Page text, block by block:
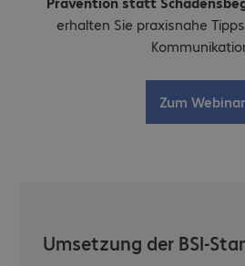
erhalten Sie praxisnahe
Zum Webinar
Umsetzung der BSI-